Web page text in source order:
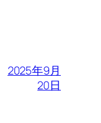
2025年9月
20日